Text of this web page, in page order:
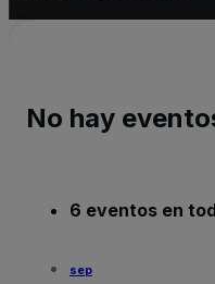
No hay
6 eventos en
sep